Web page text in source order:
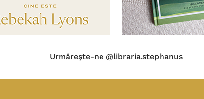
Urmărește-ne @libraria.stephanus